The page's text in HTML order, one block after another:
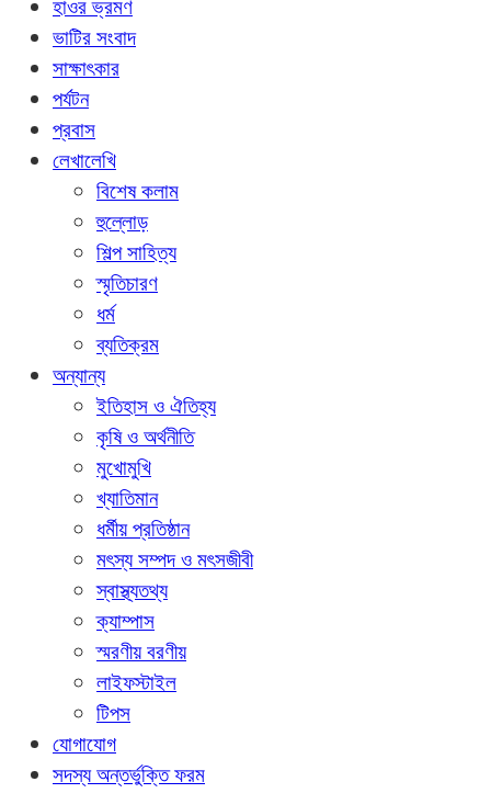
হাওর ভ্রমণ
ভাটির সংবাদ
সাক্ষাৎকার
পর্যটন
প্রবাস
লেখালেখি
বিশেষ কলাম
হুল্লোড়
শিল্প সাহিত্য
স্মৃতিচারণ
ধর্ম
ব্যতিক্রম
অন্যান্য
ইতিহাস ও ঐতিহ্য
কৃষি ও অর্থনীতি
মুখোমুখি
খ্যাতিমান
ধর্মীয় প্রতিষ্ঠান
মৎস্য সম্পদ ও মৎসজীবী
স্বাস্থ্যতথ্য
ক্যাম্পাস
স্মরণীয় বরণীয়
লাইফস্টাইল
টিপস
যোগাযোগ
সদস্য অন্তর্ভুক্তি ফরম